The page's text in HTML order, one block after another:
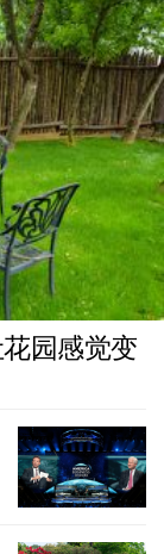
园感觉变